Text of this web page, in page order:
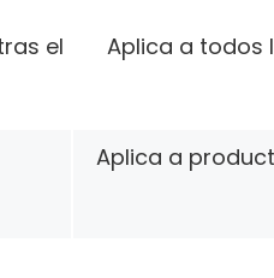
el
Aplica a todos
Aplica a